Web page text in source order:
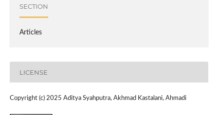
SECTION
Articles
LICENSE
Copyright (c) 2025 Aditya Syahputra, Akhmad Kastalani, Ahmadi